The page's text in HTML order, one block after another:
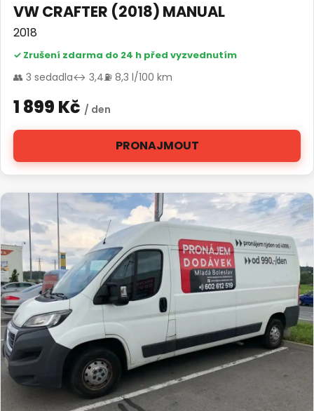
VW CRAFTER (2018) MANUAL
2018
✓ Zrušení zdarma do 24 h před vyzvednutím
👥 3 sedadla↔ 3,4⛽ 8,3 l/100 km
1 899 Kč / den
PRONAJMOUT